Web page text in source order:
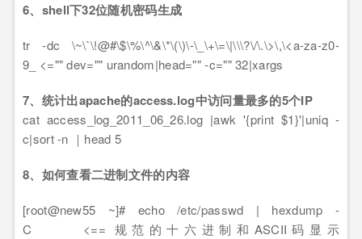
6、shell下32位随机密码生成
tr -dc \~\`\!@#\$\%\^\&\*\(\)\-\_\+\=\|\\\?\/\.\>\,\<a-za-z0-
9_ <="" dev="" urandom|head="" -c="" 32|xargs
7、统计出apache的access.log中访问量最多的5个IP
cat access_log_2011_06_26.log |awk '{print $1}'|uniq -
c|sort -n ｜head 5
8、如何查看二进制文件的内容
[root@new55 ~]# echo /etc/passwd | hexdump -
C <== 规范的十六进制和ASCII码显示